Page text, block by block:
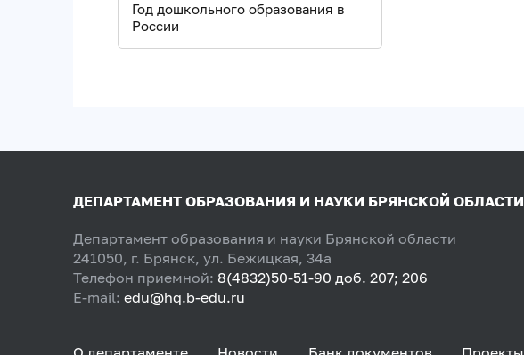
Год дошкольного образования в
России
ДЕПАРТАМЕНТ ОБРАЗОВАНИЯ И НАУКИ БРЯНСКОЙ ОБЛАСТИ
Департамент образования и науки Брянской области
241050, г. Брянск, ул. Бежицкая, 34а
Телефон приемной: 8(4832)50-51-90 доб. 207; 206
E-mail: edu@hq.b-edu.ru